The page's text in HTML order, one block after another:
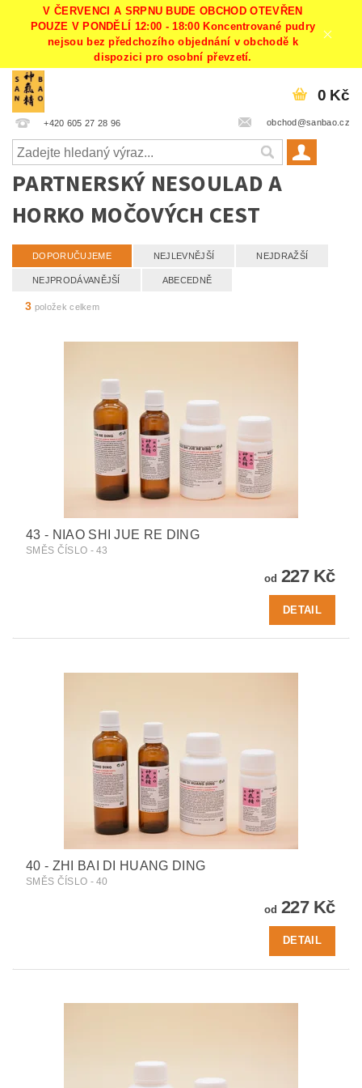
V ČERVENCI A SRPNU BUDE OBCHOD OTEVŘEN
POUZE V PONDĚLÍ 12:00 - 18:00 Koncentrované pudry
nejsou bez předchozího objednání v obchodě k
dispozici pro osobní převzetí.
+420 605 27 28 96 obchod@sanbao.cz
0 Kč
PARTNERSKÝ NESOULAD A
HORKO MOČOVÝCH CEST
DOPORUČUJEME NEJLEVNĚJŠÍ NEJDRAŽŠÍ
NEJPRODÁVANĚJŠÍ ABECEDNĚ
3 položek celkem
43 - NIAO SHI JUE RE DING
SMĚS ČÍSLO - 43
od 227 Kč
DETAIL
40 - ZHI BAI DI HUANG DING
SMĚS ČÍSLO - 40
od 227 Kč
DETAIL